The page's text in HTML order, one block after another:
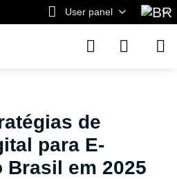
User panel
de
para E-
Brasil em 2025